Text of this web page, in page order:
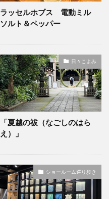
ラッセルホブス 電動ミル
ソルト＆ペッパー
日々こよみ
「夏越の祓（なごしのはら
え）」
ショールーム巡り歩き